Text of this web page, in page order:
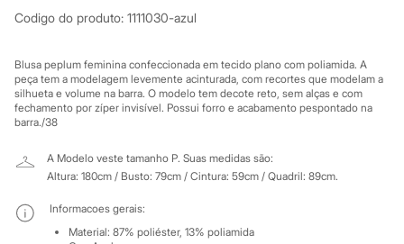
Rasteirinhas
Tênis
Marcas
City
Clock House
Mindset
Sawary
Yessica
Moda esportiva
Acessórios
Blusas
Calçados
Codigo do produto: 1111030-azul
Blusa peplum feminina confeccionada em tecido plano com poliamida. A
peça tem a modelagem levemente acinturada, com recortes que modelam a
silhueta e volume na barra. O modelo tem decote reto, sem alças e com
fechamento por zíper invisível. Possui forro e acabamento pespontado na
barra./38
A Modelo veste tamanho P. Suas medidas são:
Altura: 180cm / Busto: 79cm / Cintura: 59cm / Quadril: 89cm.
Informacoes gerais:
Material: 87% poliéster, 13% poliamida